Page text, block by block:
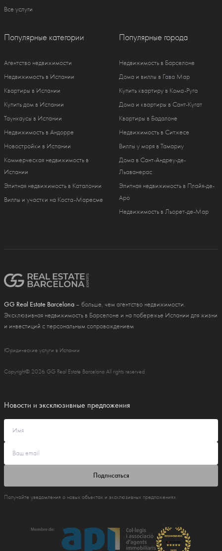
Все услуги
Популярные категории
Агентство недвижимости
Недвижимость в Испании
Квартиры в Испании
Купить дом в Испании
Таунхаусы в Испании
Недвижимость в Андорре
Новостройки в Испании
Коммерческая недвижимость в
Испании
Элитная недвижимость в Каталонии
Виллы и участки на Коста-Маресме
Популярные города
Недвижимость в Барселоне
Дома и виллы в Гава Мар
Купить квартиру в Кома-Руга
Дома и квартиры в Сант-Кугат
Квартиры в Бадалоне
Недвижимость в Ситжесе
Виллы у моря в Тамариу
Дома в Сант-Андреу-де-
Льаванерас
Элитная недвижимость в Плайя-де-
Аро
Недвижимость в Льорет-де-Мар
GG Real Estate Barcelona – больше, чем агентство недвижимости.
Эксклюзивная недвижимость в Барселоне и на побережье Испании для жизни
и инвестиций с персональным сопровождением
Юридические услуги в Испании
Copyright© 2026 GG Real Estate Barcelona All rights reserved
Новости и эксклюзивные предложения
Подписаться
Получайте уведомления о новых объектах и эксклюзивных предложениях